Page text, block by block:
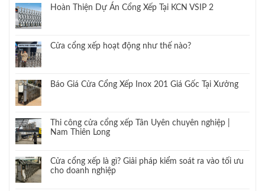
Hoàn Thiện Dự Án Cổng Xếp Tại KCN VSIP 2
Cửa cổng xếp hoạt động như thế nào?
Báo Giá Cửa Cổng Xếp Inox 201 Giá Gốc Tại Xưởng
Thi công cửa cổng xếp Tân Uyên chuyên nghiệp |
Nam Thiên Long
Cửa cổng xếp là gì? Giải pháp kiểm soát ra vào tối ưu
cho doanh nghiệp